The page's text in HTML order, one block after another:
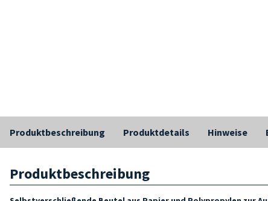
Produktbeschreibung Produktdetails Hinweise
Produktbeschreibung